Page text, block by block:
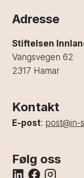
Adresse
Stiftelsen
Vangsvegen 62
2317 Hamar
Kontakt
E-post: post@in-
Følg oss